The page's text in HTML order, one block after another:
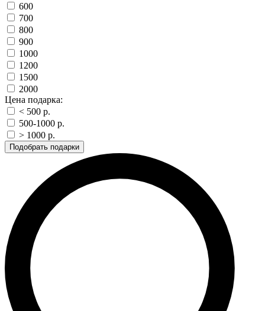
600
700
800
900
1000
1200
1500
2000
Цена подарка:
< 500 p.
500-1000 p.
> 1000 p.